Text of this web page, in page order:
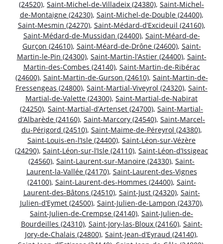
(24520), Saint-Michel-de-Villadeix (24380), Saint-Michel-
de-Montaigne (24230), Saint-Michel-de-Double (24400),
Saint-Mesmin (24270), Saint-Médard-d’Excideuil (24160),
Saint-Médard-de-Mussidan (24400), Saint-Méard-de-
Gurçon (24610), Saint-Méard-de-Drône (24600), Saint-
Martin-le-Pin (24300), Saint-Martin-l’Astier (24400), Saint-
Martin-des-Combes (24140), Saint-Martin-de-Ribérac
(24600), Saint-Martin-de-Gurson (24610), Saint-Martin-de-
Fressengeas (24800), Saint-Martial-Viveyrol (24320), Saint-
Martial-de-Valette (24300), Saint-Martial-de-Nabirat
(24250), Saint-Martial-d’Artenset (24700), Saint-Martial-
d’Albarède (24160), Saint-Marcory (24540), Saint-Marcel-
du-Périgord (24510), Saint-Maime-de-Péreyrol (24380),
Saint-Louis-en-l’Isle (24400), Saint-Léon-sur-Vézère
(24290), Saint-Léon-sur-l’Isle (24110), Saint-Léon-d’Issigeac
(24560), Saint-Laurent-sur-Manoire (24330), Saint-
Laurent-la-Vallée (24170), Saint-Laurent-des-Vignes
(24100), Saint-Laurent-des-Hommes (24400), Saint-
Laurent-des-Bâtons (24510), Saint-Just (24320), Saint-
Julien-d’Eymet (24500), Saint-Julien-de-Lampon (24370),
Saint-Julien-de-Crempse (24140), Saint-Julien-de-
Bourdeilles (24310), Saint-Jory-las-Bloux (24160), Saint-
Jory-de-Chalais (24800), Saint-Jean-d’Eyraud (24140),